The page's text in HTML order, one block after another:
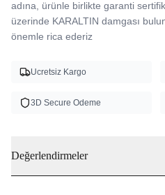
adına, ürünle birlikte garanti
üzerinde KARALTIN damgası
önemle rica ederiz
Ucretsiz Kargo
3D Secure Odeme
Değerlendirmeler